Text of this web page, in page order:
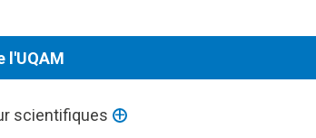
l'UQAM
scientifiques